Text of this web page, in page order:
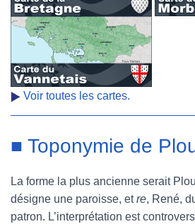
Voir toutes les cartes.
■ Toponymie de
La forme la plus ancienne serait
désigne une paroisse, etre, René,
patron. L’interprétation est